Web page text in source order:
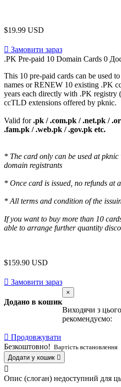
$19.99 USD
Замовити зараз
.PK Pre-paid 10 Domain Cards 0
This 10 pre-paid cards can be used
names or RENEW 10 existing .PK
years each directly with .PK registry
ccTLD extensions offered by pknic.
Valid for.pk / .com.pk / .net.pk /
.fam.pk / .web.pk / .gov.pk etc.
* The card only can be used at
domain registrants
* Once card is issued, no refunds at
* All terms and condition of the
If you want to buy more than 10
able to arrange further quantity
$159.90 USD
Замовити зараз
Додано в кошик
×
Виходячи з
рекомендуємо:
Продовжувати
Безкоштовно! Вартість встановлення
Додати у кошик
Опис (слоган) недоступний для